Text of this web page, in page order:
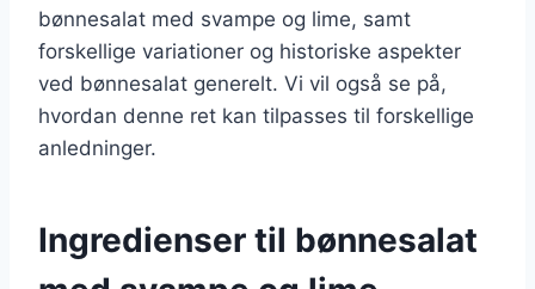
bønnesalat med svampe og lime, samt
forskellige variationer og historiske aspekter
ved bønnesalat generelt. Vi vil også se på,
hvordan denne ret kan tilpasses til forskellige
anledninger.
Ingredienser til bønnesalat